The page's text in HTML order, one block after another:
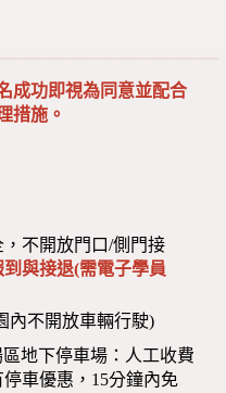
成功即視為同意並配合
措施。
不開放門口/側門接
與接退(需電子學員
內不開放車輛行駛)
地下停車場：人工收費
車優惠，15分鐘內免